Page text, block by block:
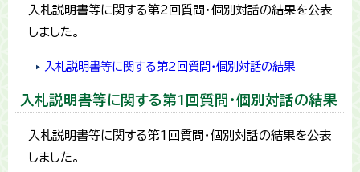
入札説明書等に関する第2回質問・個別対話の結果を公表
しました。
入札説明書等に関する第2回質問・個別対話の結果
入札説明書等に関する第1回質問・個別対話の結果
入札説明書等に関する第1回質問・個別対話の結果を公表
しました。